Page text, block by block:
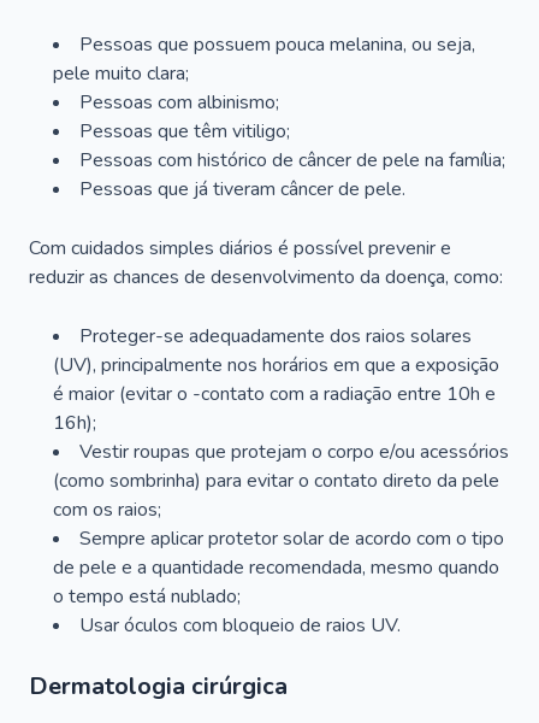
Pessoas que possuem pouca melanina, ou seja,
pele muito clara;
Pessoas com albinismo;
Pessoas que têm vitiligo;
Pessoas com histórico de câncer de pele na família;
Pessoas que já tiveram câncer de pele.
Com cuidados simples diários é possível prevenir e
reduzir as chances de desenvolvimento da doença, como:
Proteger-se adequadamente dos raios solares
(UV), principalmente nos horários em que a exposição
é maior (evitar o -contato com a radiação entre 10h e
16h);
Vestir roupas que protejam o corpo e/ou acessórios
(como sombrinha) para evitar o contato direto da pele
com os raios;
Sempre aplicar protetor solar de acordo com o tipo
de pele e a quantidade recomendada, mesmo quando
o tempo está nublado;
Usar óculos com bloqueio de raios UV.
Dermatologia cirúrgica